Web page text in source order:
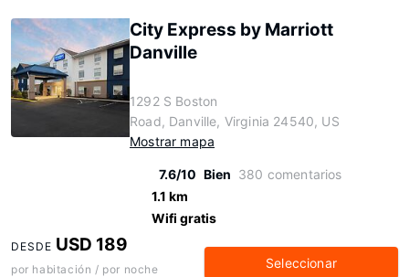
City Express by Marriott
Danville
1292 S Boston
Road, Danville, Virginia 24540, US
Mostrar mapa
7.6/10 Bien 380 comentarios
1.1 km
Wifi gratis
DESDE USD 189
por habitación / por noche Seleccionar